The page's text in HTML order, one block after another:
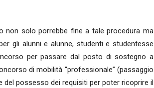
non solo porrebbe fine a tale procedura ma
gli alunni e alunne, studenti e studentesse
per passare dal posto di sostegno a
di mobilità “professionale” (passaggio
possesso dei requisiti per poter ricoprire il